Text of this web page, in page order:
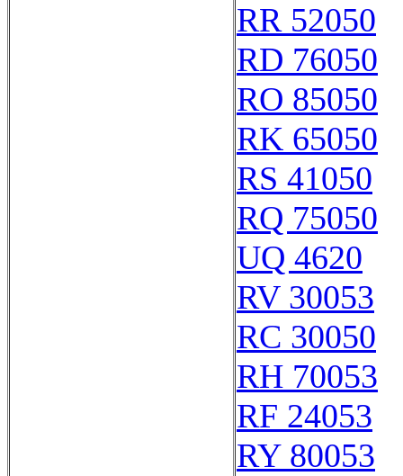
RR 52050
RD 76050
RO 85050
RK 65050
RS 41050
RQ 75050
UQ 4620
RV 30053
RC 30050
RH 70053
RF 24053
RY 80053